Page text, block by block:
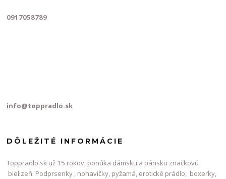
0917058789
info@toppradlo.sk
DÔLEŽITÉ INFORMÁCIE
Toppradlo.sk už 15 rokov, ponúka dámsku a pánsku značkovú
bielizeň. Podprsenky , nohavičky, pyžamá, erotické prádlo, boxerky,